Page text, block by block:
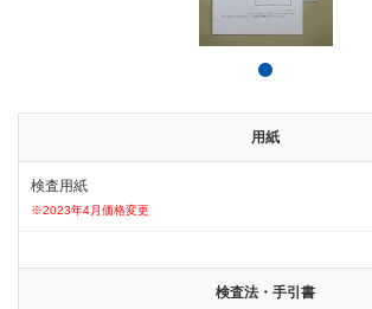
用紙
検査用紙
※2023年4月価格変更
検査法・手引書